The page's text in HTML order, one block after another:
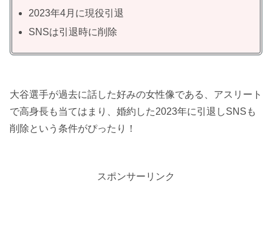
2023年4月に現役引退
SNSは引退時に削除
大谷選手が過去に話した好みの女性像である、アスリート
で高身長も当てはまり、婚約した2023年に引退しSNSも
削除という条件がぴったり！
スポンサーリンク